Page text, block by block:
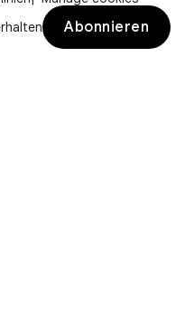
Abonnieren